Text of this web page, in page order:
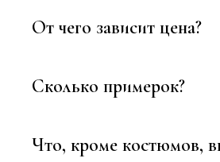
От чего зависит цена?
Сколько примерок?
Что, кроме костюмов,